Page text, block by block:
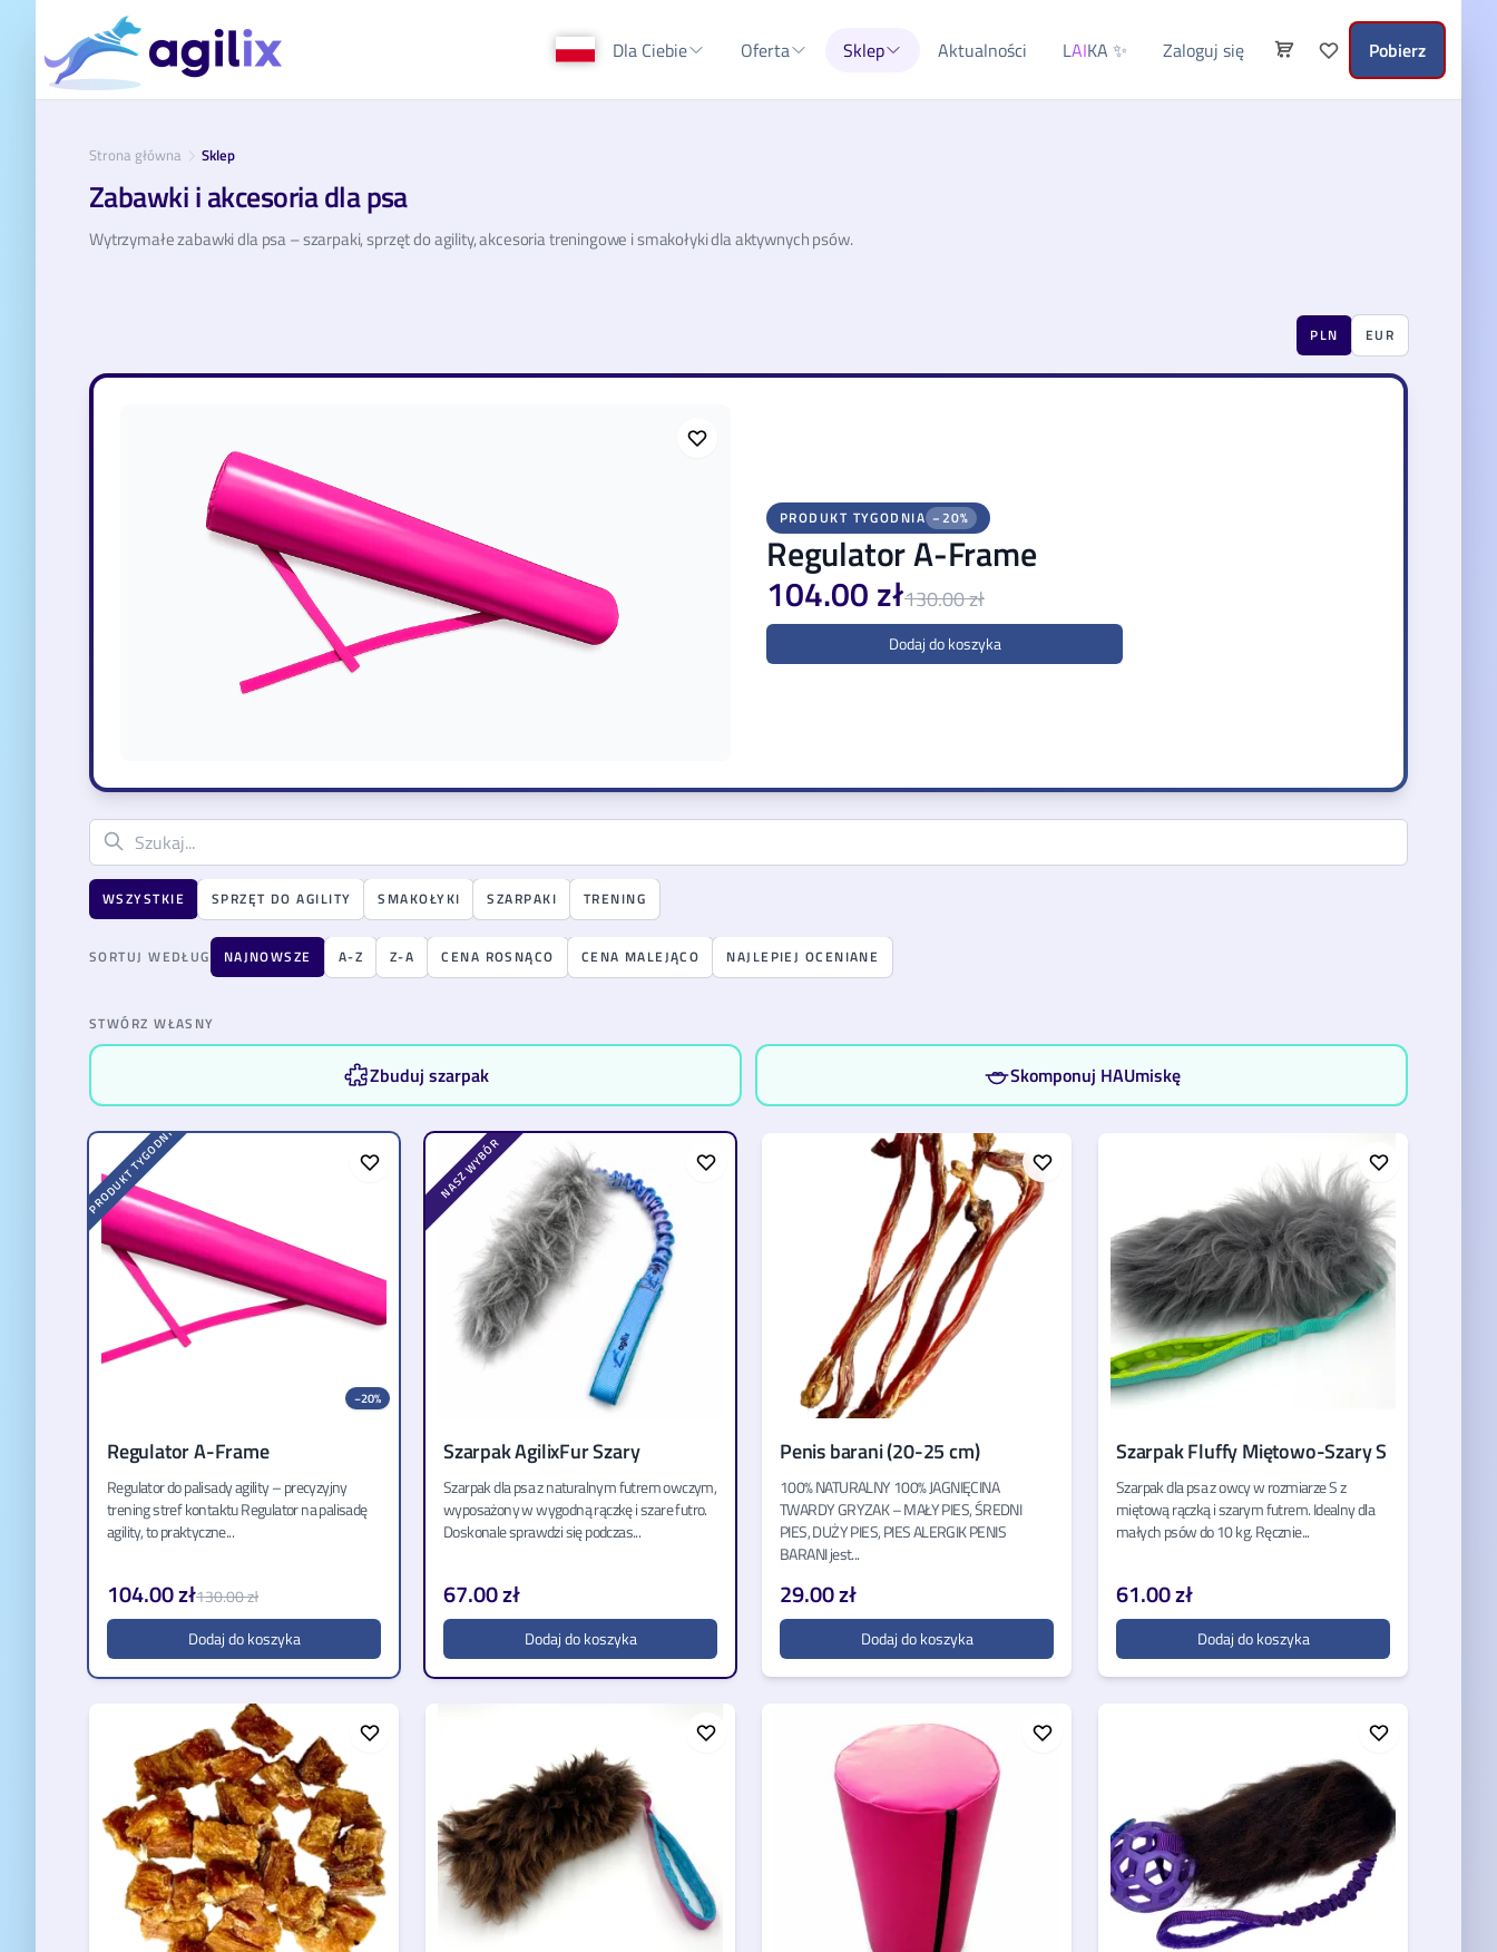
Dla Ciebie Oferta Sklep Aktualności LAIKA ✨ Zaloguj się Pobierz
Strona główna Sklep
Zabawki i akcesoria dla psa
Wytrzymałe zabawki dla psa – szarpaki, sprzęt do agility, akcesoria treningowe i smakołyki dla aktywnych psów.
PLN EUR
PRODUKT TYGODNIA −20%
Regulator A-Frame
104.00 zł130.00 zł
Dodaj do koszyka
WSZYSTKIE SPRZĘT DO AGILITY SMAKOŁYKI SZARPAKI TRENING
SORTUJ WEDŁUG NAJNOWSZE A-Z Z-A CENA ROSNĄCO CENA MALEJĄCO NAJLEPIEJ OCENIANE
STWÓRZ WŁASNY
Zbuduj szarpak Skomponuj HAUmiskę
PRODUKT TYGODNIA
−20%
Regulator A-Frame
Regulator do palisady agility – precyzyjny
trening stref kontaktu Regulator na palisadę
agility, to praktyczne...
104.00 zł130.00 zł
Dodaj do koszyka
NASZ WYBÓR
Szarpak AgilixFur Szary
Szarpak dla psa z naturalnym futrem owczym,
wyposażony w wygodną rączkę i szare futro.
Doskonale sprawdzi się podczas...
67.00 zł
Dodaj do koszyka
Penis barani (20-25 cm)
100% NATURALNY 100% JAGNIĘCINA
TWARDY GRYZAK – MAŁY PIES, ŚREDNI
PIES, DUŻY PIES, PIES ALERGIK PENIS
BARANI jest...
29.00 zł
Dodaj do koszyka
Szarpak Fluffy Miętowo-Szary S
Szarpak dla psa z owcy w rozmiarze S z
miętową rączką i szarym futrem. Idealny dla
małych psów do 10 kg. Ręcznie...
61.00 zł
Dodaj do koszyka